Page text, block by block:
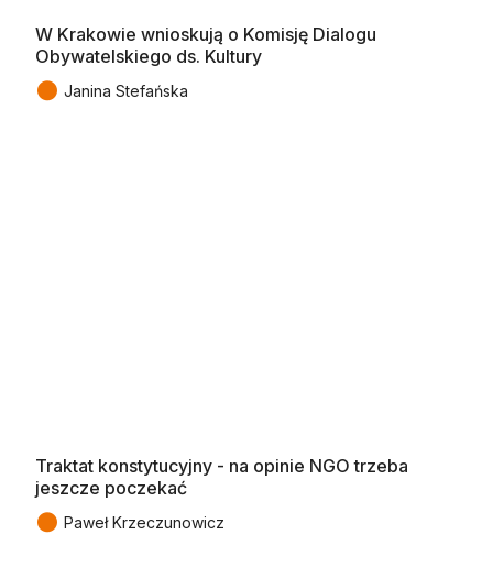
W Krakowie wnioskują o Komisję Dialogu
Obywatelskiego ds. Kultury
● Janina Stefańska
Traktat konstytucyjny - na opinie NGO trzeba
jeszcze poczekać
● Paweł Krzeczunowicz